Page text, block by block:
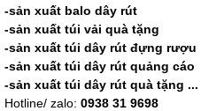
-sản xuất balo dây rút
-sản xuất túi vải quà tặng
-sản xuất túi dây rút đựng rượu
-sản xuất túi dây rút quảng cáo
-sản xuất túi dây rút quà tặng ...
Hotline/ zalo: 0938 31 9698